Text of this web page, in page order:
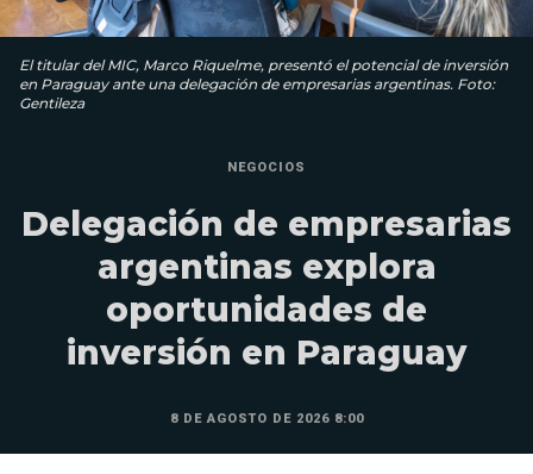
El titular del MIC, Marco Riquelme, presentó el potencial de inversión
en Paraguay ante una delegación de empresarias argentinas. Foto:
Gentileza
NEGOCIOS
Delegación de empresarias
argentinas explora
oportunidades de
inversión en Paraguay
8 DE AGOSTO DE 2026 8:00